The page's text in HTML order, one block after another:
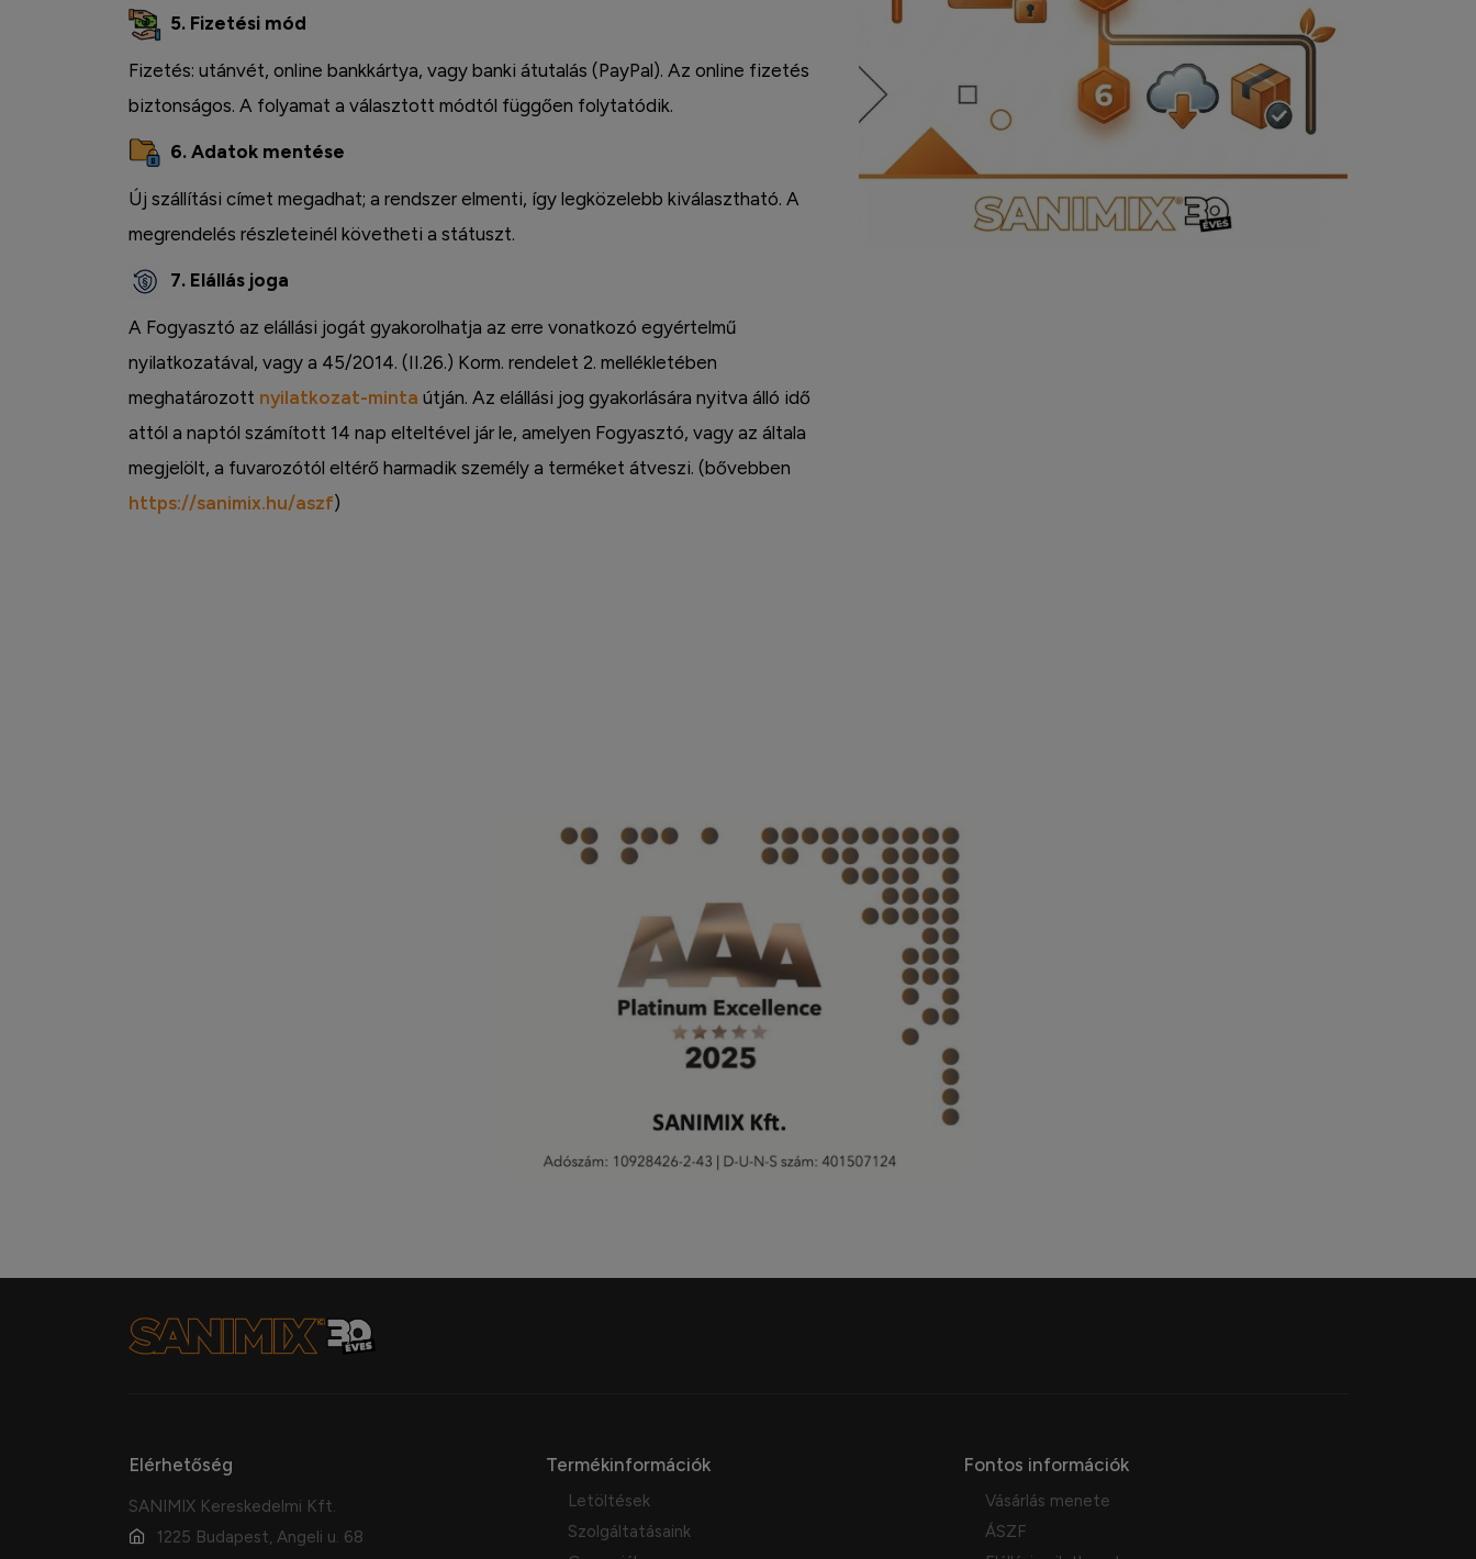
5. Fizetési mód
Fizetés: utánvét, online bankkártya, vagy banki átutalás (PayPal). Az online fizetés
biztonságos. A folyamat a választott módtól függően folytatódik.
6. Adatok mentése
Új szállítási címet megadhat; a rendszer elmenti, így legközelebb kiválasztható. A
megrendelés részleteinél követheti a státuszt.
7. Elállás joga
A Fogyasztó az elállási jogát gyakorolhatja az erre vonatkozó egyértelmű
nyilatkozatával, vagy a 45/2014. (II.26.) Korm. rendelet 2. mellékletében
meghatározott nyilatkozat-minta útján. Az elállási jog gyakorlására nyitva álló idő
attól a naptól számított 14 nap elteltével jár le, amelyen Fogyasztó, vagy az általa
megjelölt, a fuvarozótól eltérő harmadik személy a terméket átveszi. (bővebben
https://sanimix.hu/aszf)
Elérhetőség
SANIMIX Kereskedelmi Kft.
1225 Budapest, Angeli u. 68
Termékinformációk
Letöltések
Szolgáltatásaink
Fontos információk
Vásárlás menete
ÁSZF